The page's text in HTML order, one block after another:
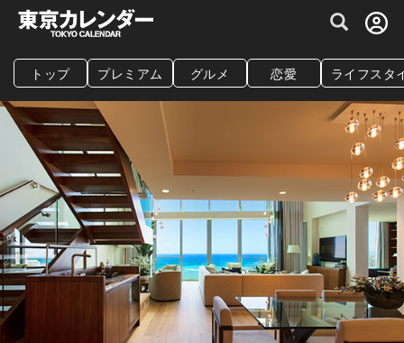
グルメ情報・プレミアムレストラン予約
トップ プレミアム グルメ 恋愛 ライフスタ